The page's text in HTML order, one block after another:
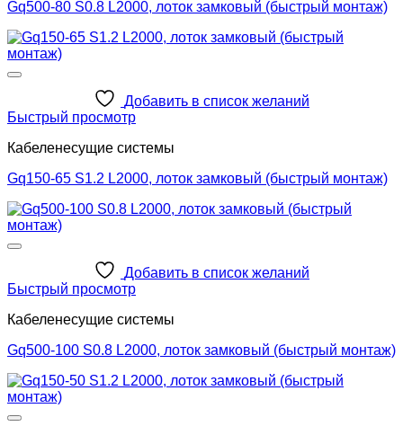
Gq500-80 S0.8 L2000, лоток замковый (быстрый монтаж)
Добавить в список желаний
Быстрый просмотр
Кабеленесущие системы
Gq150-65 S1.2 L2000, лоток замковый (быстрый монтаж)
Добавить в список желаний
Быстрый просмотр
Кабеленесущие системы
Gq500-100 S0.8 L2000, лоток замковый (быстрый монтаж)